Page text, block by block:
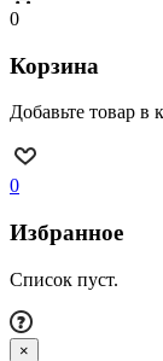
0
Корзина
Добавьте товар в
0
Избранное
Список пуст.
×